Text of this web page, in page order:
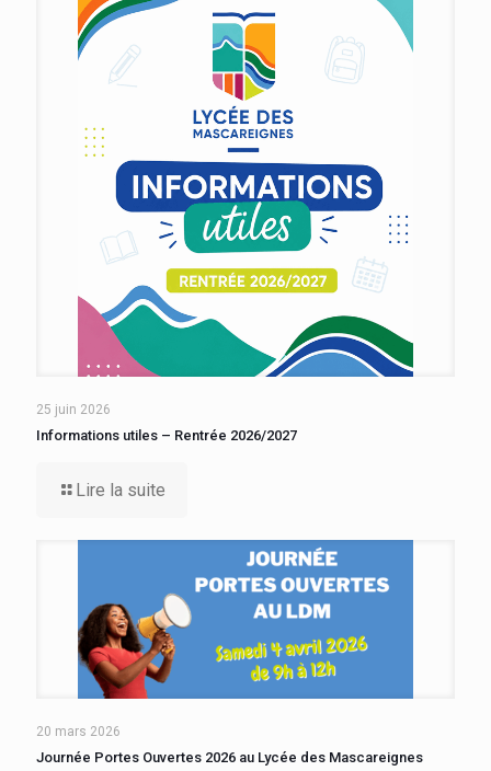
25 juin 2026
Informations utiles – Rentrée 2026/2027
Lire la suite
20 mars 2026
Journée Portes Ouvertes 2026 au Lycée des Mascareignes